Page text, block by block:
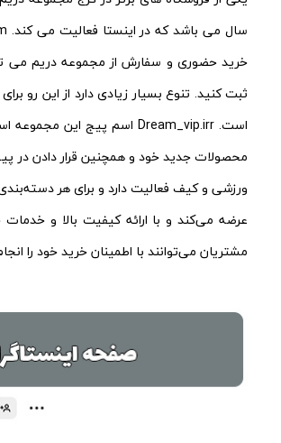
ثبت کنید. تنوع بسیار زیادی دارد از این رو
محصولات جدید خود و همچنین قرار دادن در
ورزشی و کیف فعالیت دارد و برای هر
عرضه می‌کند و با ارائه کیفیت بالا و خدمات
مشتریان می‌توانند با اطمینان خرید خود را